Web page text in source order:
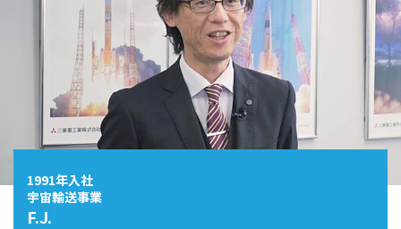
数字で見るSED
宇宙開発を支えるSED
メッセージ
アクセス
社員インタビュー
現役先輩の出身校
キャリアパス
採用までの流れ
説明会スケジュール
1991年入社
宇宙輸送事業
F.J.